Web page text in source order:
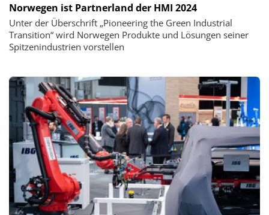
Norwegen ist Partnerland der HMI 2024
Unter der Überschrift „Pioneering the Green Industrial
Transition“ wird Norwegen Produkte und Lösungen seiner
Spitzenindustrien vorstellen